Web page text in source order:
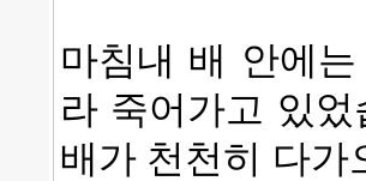
마침내 배 안에
라 죽어가고 있
배가 천천히 다가